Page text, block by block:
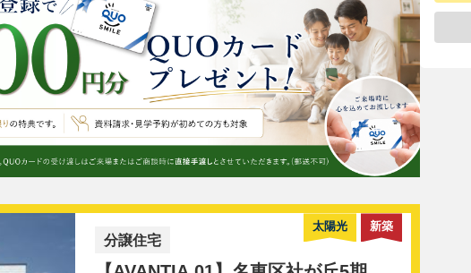
細情報公開中 ↓↓
太陽光 新築
分譲住宅